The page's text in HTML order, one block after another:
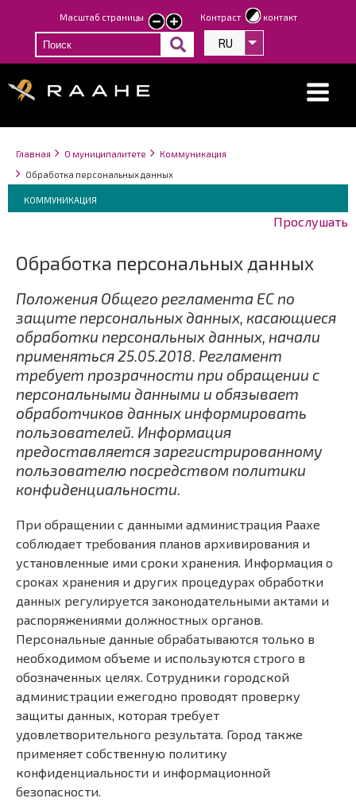
Перейти
к
основному
Масштаб страницы
smallerlarger
text
Контраст контакт
RU Список
Строка
навигации
You
are
Главная О муниципалитете
Коммуникация
Обработка персональных данных
Breadcrumbs
You
are
КОММУНИКАЦИЯ
Прослушать
Обработка персональных данных
Положения Общего регламента ЕС по
защите персональных данных, касающиеся
обработки персональных данных, начали
применяться 25.05.2018. Регламент
требует прозрачности при обращении с
персональными данными и обязывает
обработчиков данных информировать
пользователей. Информация
предоставляется зарегистрированному
пользователю посредством политики
конфиденциальности.
При обращении с данными администрация Раахе
соблюдает требования планов архивирования и
установленные ими сроки хранения. Информация о
сроках хранения и других процедурах обработки
данных регулируется законодательными актами и
распоряжениями должностных органов.
Персональные данные обрабатываются только в
необходимом объеме и используются строго в
обозначенных целях. Сотрудники городской
администрации ежегодно проводят проверку
защиты данных, которая требует
удовлетворительного результата. Город также
применяет собственную политику
конфиденциальности и информационной
безопасности.